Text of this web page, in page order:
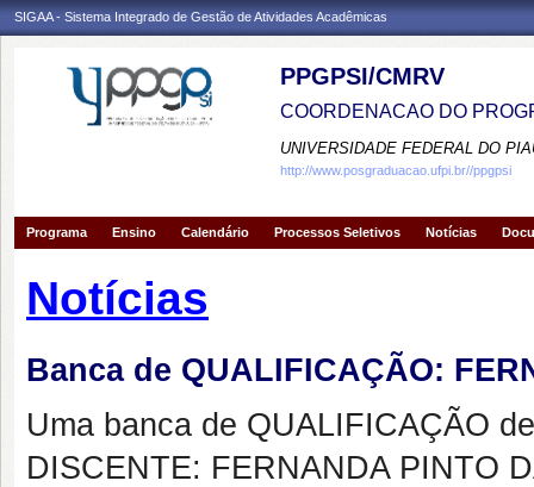
SIGAA - Sistema Integrado de Gestão de Atividades Acadêmicas
PPGPSI/CMRV
COORDENACAO DO
UNIVERSIDADE FEDERAL DO
http://www.posgraduacao.ufpi.br//ppgpsi
Programa Ensino Calendário Processos Seletivos Notícias
Notícias
Banca de QUALIFICAÇÃO:
Uma banca de QUALIFICAÇÃO
DISCENTE: FERNANDA PINTO